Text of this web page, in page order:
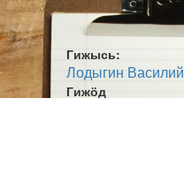
Гижысь:
Лодыгин Василий
Гижӧд